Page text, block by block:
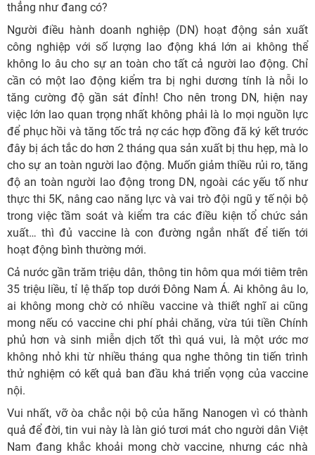
thẳng như đang có?
Người điều hành doanh nghiệp (DN) hoạt động sản xuất
công nghiệp với số lượng lao động khá lớn ai không thể
không lo âu cho sự an toàn cho tất cả người lao động. Chỉ
cần có một lao động kiểm tra bị nghi dương tính là nỗi lo
tăng cường độ gần sát đỉnh! Cho nên trong DN, hiện nay
việc lớn lao quan trọng nhất không phải là lo mọi nguồn lực
để phục hồi và tăng tốc trả nợ các hợp đồng đã ký kết trước
đây bị ách tắc do hơn 2 tháng qua sản xuất bị thu hẹp, mà lo
cho sự an toàn người lao động. Muốn giảm thiều rủi ro, tăng
độ an toàn người lao động trong DN, ngoài các yếu tố như
thực thi 5K, nâng cao năng lực và vai trò đội ngũ y tế nội bộ
trong việc tầm soát và kiểm tra các điều kiện tổ chức sản
xuất… thì đủ vaccine là con đường ngắn nhất để tiến tới
hoạt động bình thường mới.
Cả nước gần trăm triệu dân, thông tin hôm qua mới tiêm trên
35 triệu liều, tỉ lệ thấp top dưới Đông Nam Á. Ai không âu lo,
ai không mong chờ có nhiều vaccine và thiết nghĩ ai cũng
mong nếu có vaccine chi phí phải chăng, vừa túi tiền Chính
phủ hơn và sinh miễn dịch tốt thì quá vui, là một ước mơ
không nhỏ khi từ nhiều tháng qua nghe thông tin tiến trình
thử nghiệm có kết quả ban đầu khá triển vọng của vaccine
nội.
Vui nhất, vỡ òa chắc nội bộ của hãng Nanogen vì có thành
quả để đời, tin vui này là làn gió tươi mát cho người dân Việt
Nam đang khắc khoải mong chờ vaccine, nhưng các nhà